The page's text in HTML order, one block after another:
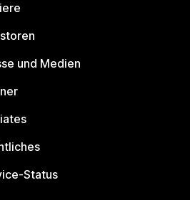
und Medien
Status